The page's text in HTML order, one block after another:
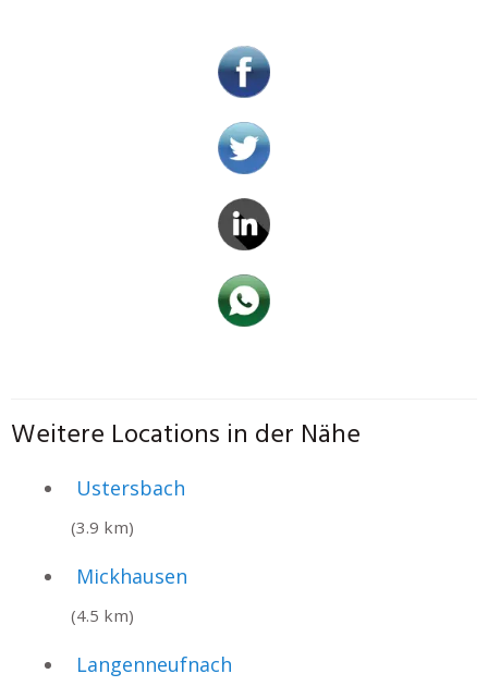
Weitere Locations in der Nähe
Ustersbach
(3.9 km)
Mickhausen
(4.5 km)
Langenneufnach